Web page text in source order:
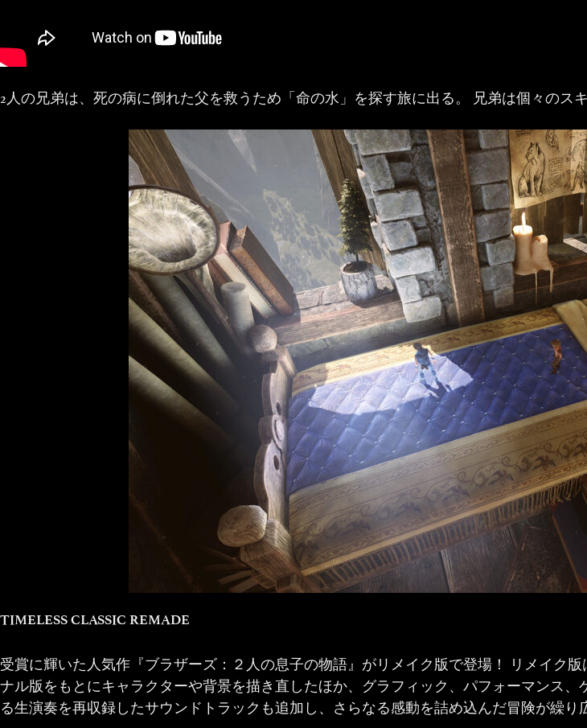
2人の兄弟は、死の病に倒れた父を救うため「命の水」を探す旅に出る。 兄弟は個々のス
TIMELESS CLASSIC REMADE
受賞に輝いた人気作『ブラザーズ：２人の息子の物語』がリメイク版で登場！ リメイク
ナル版をもとにキャラクターや背景を描き直したほか、グラフィック、パフォーマンス
る生演奏を再収録したサウンドトラックも追加し、さらなる感動を詰め込んだ冒険が繰り